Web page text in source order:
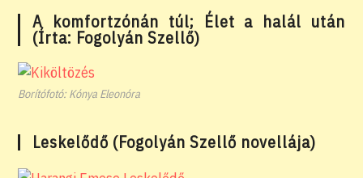
A komfortzónán túl; Élet a halál után
(Írta: Fogolyán Szellő)
Borítófotó: Kónya Eleonóra
Leskelődő (Fogolyán Szellő novellája)